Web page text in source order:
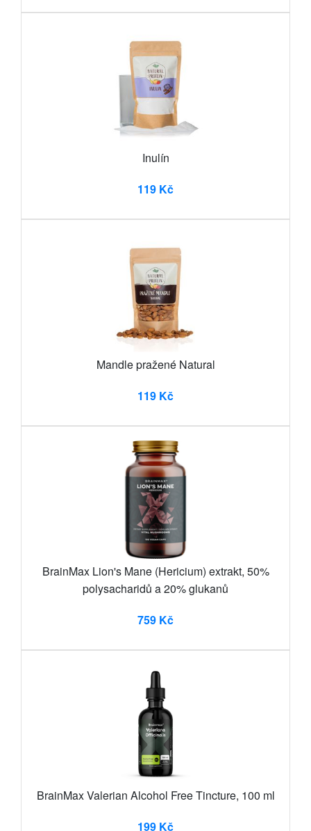
Inulín
119 Kč
Mandle pražené Natural
119 Kč
BrainMax Lion's Mane (Hericium) extrakt, 50%
polysacharidů a 20% glukanů
759 Kč
BrainMax Valerian Alcohol Free Tincture, 100 ml
199 Kč